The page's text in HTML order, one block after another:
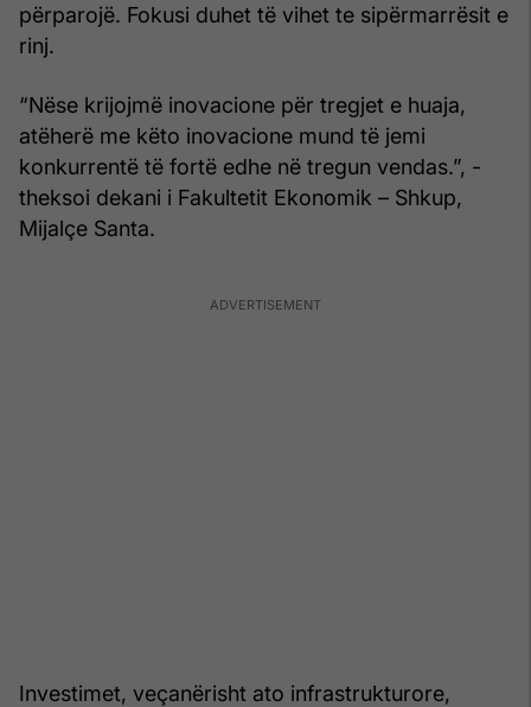
përparojë. Fokusi duhet të vihet te sipërmarrësit e
rinj.
“Nëse krijojmë inovacione për tregjet e huaja,
atëherë me këto inovacione mund të jemi
konkurrentë të fortë edhe në tregun vendas.”, -
theksoi dekani i Fakultetit Ekonomik – Shkup,
Mijalçe Santa.
Investimet, veçanërisht ato infrastrukturore,